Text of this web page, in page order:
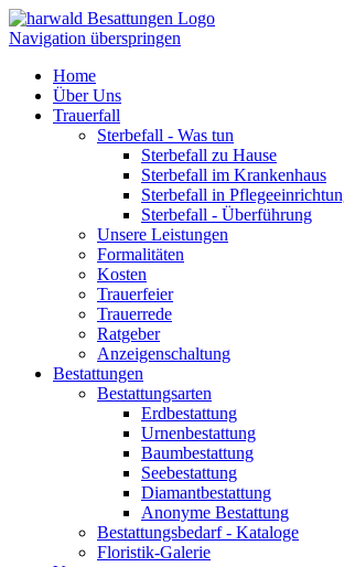
Navigation überspringen
Home
Über Uns
Trauerfall
Sterbefall - Was tun
Sterbefall zu Hause
Sterbefall im Krankenhaus
Sterbefall in
Sterbefall - Überführung
Unsere Leistungen
Formalitäten
Kosten
Trauerfeier
Trauerrede
Ratgeber
Anzeigenschaltung
Bestattungen
Bestattungsarten
Erdbestattung
Urnenbestattung
Baumbestattung
Seebestattung
Diamantbestattung
Anonyme Bestattung
Bestattungsbedarf - Kataloge
Floristik-Galerie